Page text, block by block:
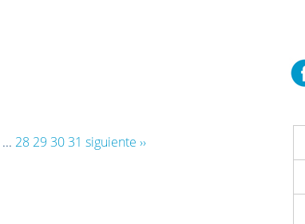
... 28 29 3031 siguiente ››